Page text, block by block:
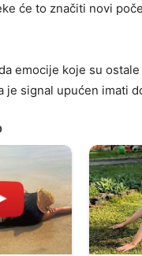
će to značiti novi
emocije koje su
je signal upućen imati